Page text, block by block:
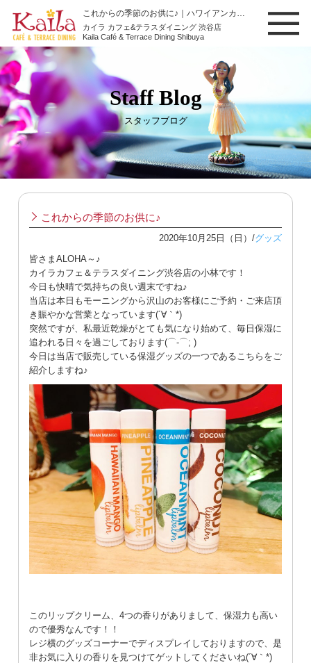
KAILA CAFE & TERRACE DINING
これからの季節のお供に♪｜ハワイアンカフェ【カイラ カフェ&テラスダイニング 渋谷店】スタッフブログ
カイラ カフェ&テラスダイニング 渋谷店
Kaila Café & Terrace Dining Shibuya
スタッフブログ
これからの季節のお供に♪
2020年10月25日（日）/グッズ
皆さま ALOHA ～♪
カイラカフェ＆テラスダイニング渋谷店の小林です！
今日も快晴で気持ちの良い週末ですね♪
当店は本日もモーニングから沢山のお客様にご予約・ご来店頂
き賑やかな営業となっています(´∀｀*)
突然ですが、私最近乾燥がとても気になり始めて、毎日保湿に
追われる日々を過ごしております(⌒-⌒; )
今日は当店で販売している保湿グッズの一つであるこちらをご
紹介しますね♪
このリップクリーム、4つの香りがありまして、保湿力も高い
ので優秀なんです！！
レジ横のグッズコーナーでディスプレイしておりますので、是
非お気に入りの香りを見つけてゲットしてくださいね(´∀｀*)